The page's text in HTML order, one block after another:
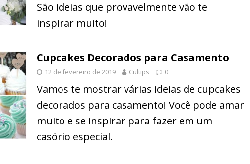
São ideias que provavelmente vão te
inspirar muito!
Cupcakes Decorados para Casamento
12 de fevereiro de 2019 Cultips 0
Vamos te mostrar várias ideias de cupcakes
decorados para casamento! Você pode amar
muito e se inspirar para fazer em um
casório especial.